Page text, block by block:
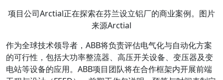
项目公司Arctial正在探索在芬兰设立铝厂的商业案例。图片
来源Arctial
作为全球技术领导者，ABB将负责评估电气化与自动化方案
的可行性，包括大功率整流器、高压开关设备、变压器及变
电站等设备的应用。ABB项目团队将在合作框架内开展前端